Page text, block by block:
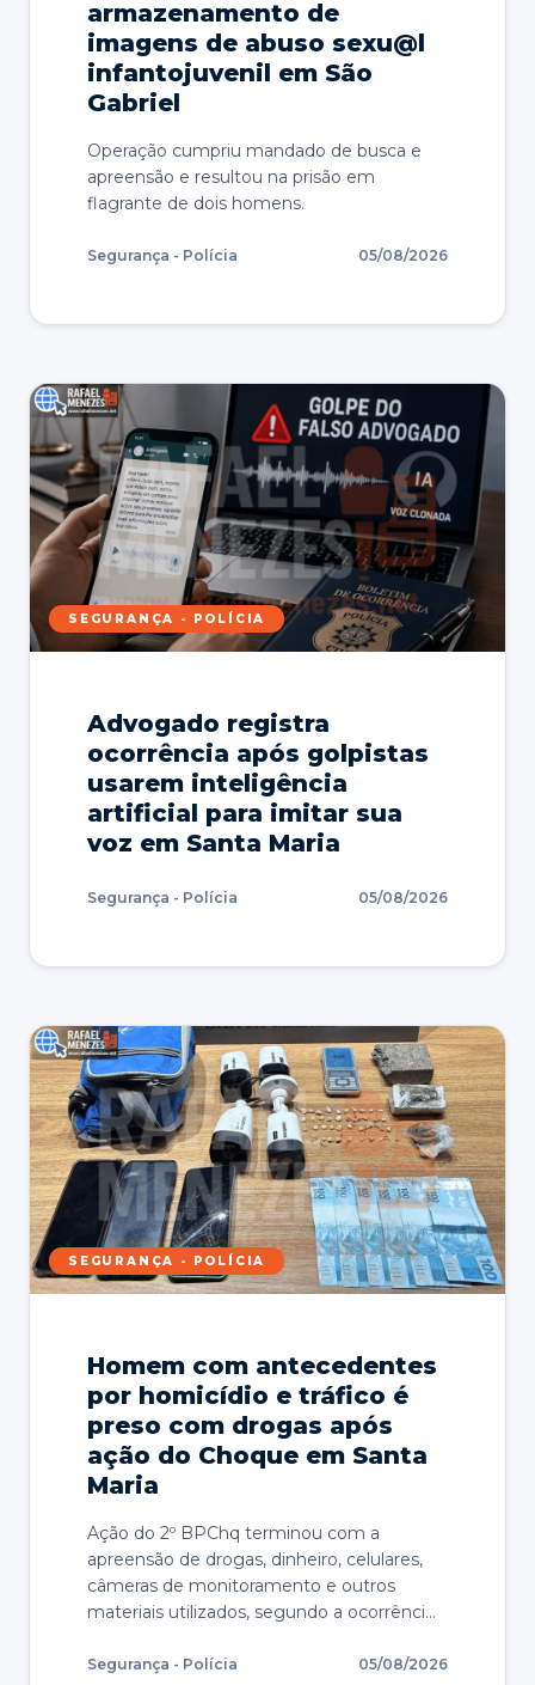
armazenamento de
imagens de abuso sexu@l
infantojuvenil em São
Gabriel
Operação cumpriu mandado de busca e
apreensão e resultou na prisão em
flagrante de dois homens.
Segurança - Polícia 05/08/2026
SEGURANÇA - POLÍCIA
Advogado registra
ocorrência após golpistas
usarem inteligência
artificial para imitar sua
voz em Santa Maria
Segurança - Polícia 05/08/2026
SEGURANÇA - POLÍCIA
Homem com antecedentes
por homicídio e tráfico é
preso com drogas após
ação do Choque em Santa
Maria
Ação do 2º BPChq terminou com a
apreensão de drogas, dinheiro, celulares,
câmeras de monitoramento e outros
materiais utilizados, segundo a ocorrênci…
Segurança - Polícia 05/08/2026